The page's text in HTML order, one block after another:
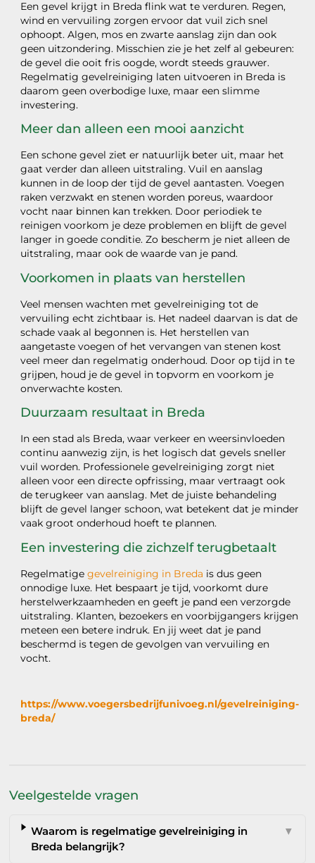
Een gevel krijgt in Breda flink wat te verduren. Regen,
wind en vervuiling zorgen ervoor dat vuil zich snel
ophoopt. Algen, mos en zwarte aanslag zijn dan ook
geen uitzondering. Misschien zie je het zelf al gebeuren:
de gevel die ooit fris oogde, wordt steeds grauwer.
Regelmatig gevelreiniging laten uitvoeren in Breda is
daarom geen overbodige luxe, maar een slimme
investering.
Meer dan alleen een mooi aanzicht
Een schone gevel ziet er natuurlijk beter uit, maar het
gaat verder dan alleen uitstraling. Vuil en aanslag
kunnen in de loop der tijd de gevel aantasten. Voegen
raken verzwakt en stenen worden poreus, waardoor
vocht naar binnen kan trekken. Door periodiek te
reinigen voorkom je deze problemen en blijft de gevel
langer in goede conditie. Zo bescherm je niet alleen de
uitstraling, maar ook de waarde van je pand.
Voorkomen in plaats van herstellen
Veel mensen wachten met gevelreiniging tot de
vervuiling echt zichtbaar is. Het nadeel daarvan is dat de
schade vaak al begonnen is. Het herstellen van
aangetaste voegen of het vervangen van stenen kost
veel meer dan regelmatig onderhoud. Door op tijd in te
grijpen, houd je de gevel in topvorm en voorkom je
onverwachte kosten.
Duurzaam resultaat in Breda
In een stad als Breda, waar verkeer en weersinvloeden
continu aanwezig zijn, is het logisch dat gevels sneller
vuil worden. Professionele gevelreiniging zorgt niet
alleen voor een directe opfrissing, maar vertraagt ook
de terugkeer van aanslag. Met de juiste behandeling
blijft de gevel langer schoon, wat betekent dat je minder
vaak groot onderhoud hoeft te plannen.
Een investering die zichzelf terugbetaalt
Regelmatigegevelreiniging in Breda is dus geen
onnodige luxe. Het bespaart je tijd, voorkomt dure
herstelwerkzaamheden en geeft je pand een verzorgde
uitstraling. Klanten, bezoekers en voorbijgangers krijgen
meteen een betere indruk. En jij weet dat je pand
beschermd is tegen de gevolgen van vervuiling en
vocht.
https://www.voegersbedrijfunivoeg.nl/gevelreiniging-
breda/
Veelgestelde vragen
Waarom is regelmatige gevelreiniging in
Breda belangrijk?
▼